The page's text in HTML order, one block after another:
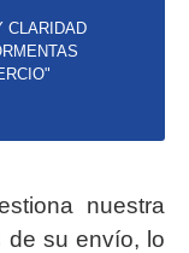
CLARIDAD
nuestra
de su envío, lo